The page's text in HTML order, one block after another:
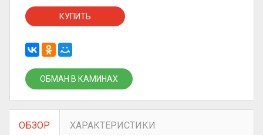
КУПИТЬ
ОБМАН В КАМИНАХ
ОБЗОР ХАРАКТЕРИСТИКИ